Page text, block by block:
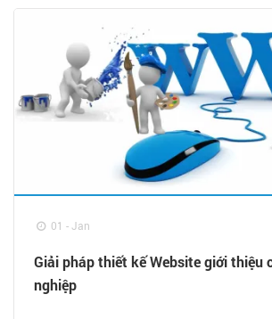
01 - Jan
Giải pháp thiết kế Website giới thiệu
nghiệp